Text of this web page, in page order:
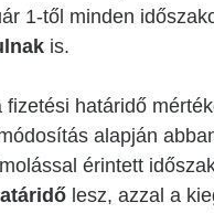
1-től minden
is.
határidő
alapján
érintett
lesz, azzal a